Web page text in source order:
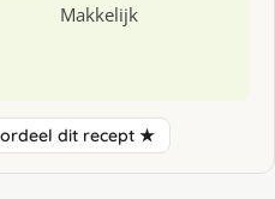
Makkelijk
dit recept ★